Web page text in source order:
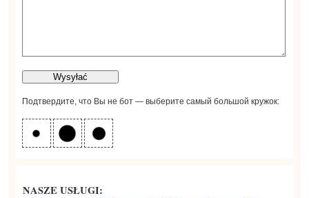
Подтвердите, что Вы не бот — выберите самый большой кружок:
NASZE USŁUGI: